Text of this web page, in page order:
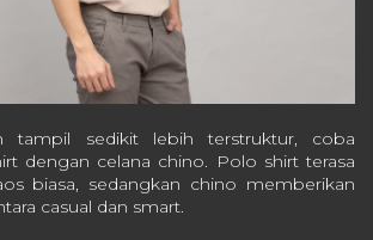
tampil sedikit lebih terstruktur, coba
dengan celana chino. Polo shirt terasa
biasa, sedangkan chino memberikan
casual dan smart.